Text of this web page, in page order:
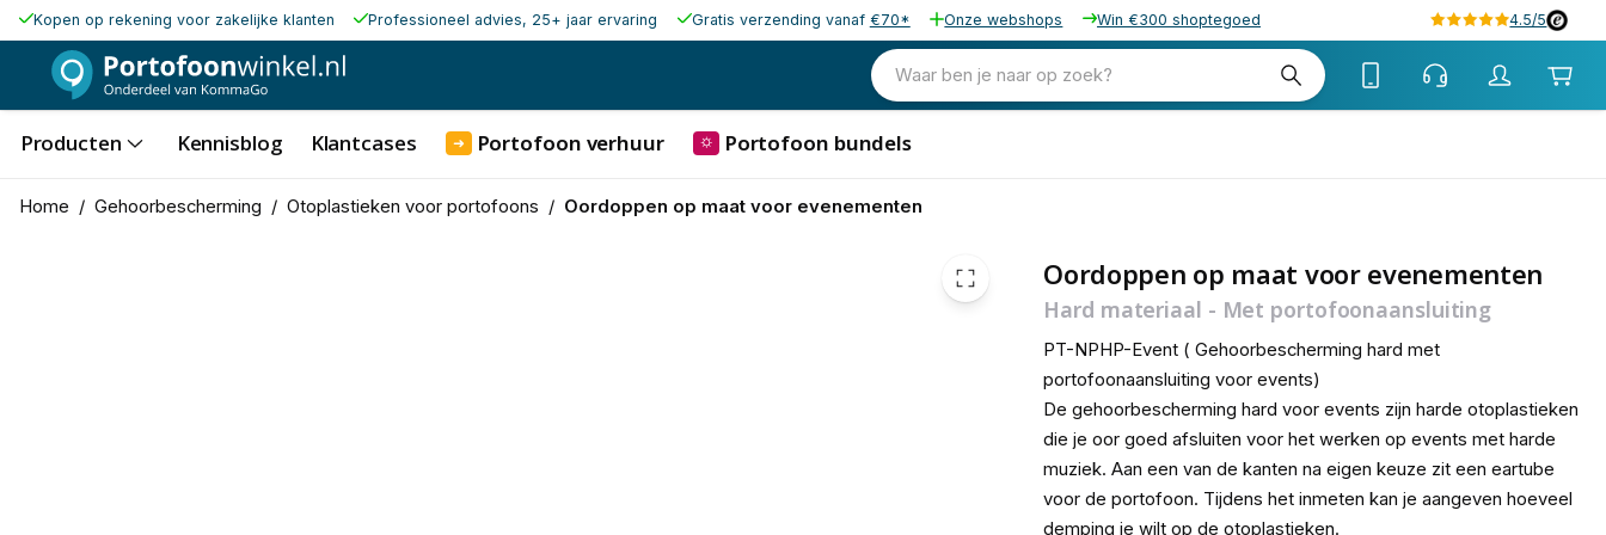
Kopen op rekening voor zakelijke klanten Professioneel advies, 25+ jaar ervaring Gratis verzending vanaf €70* Onze webshops Win €300 shoptegoed 4.5/5
Waar ben je naar op zoek?
Producten Kennisblog Klantcases ➜ Portofoon verhuur ⛭ Portofoon bundels
Home / Gehoorbescherming / Otoplastieken voor portofoons / Oordoppen op maat voor evenementen
Oordoppen op maat voor evenementen
Hard materiaal - Met portofoonaansluiting
PT-NPHP-Event ( Gehoorbescherming hard met
portofoonaansluiting voor events)
De gehoorbescherming hard voor events zijn harde otoplastieken
die je oor goed afsluiten voor het werken op events met harde
muziek. Aan een van de kanten na eigen keuze zit een eartube
voor de portofoon. Tijdens het inmeten kan je aangeven hoeveel
demping je wilt op de otoplastieken.
125,00 excl. btw
151,25 incl. btw